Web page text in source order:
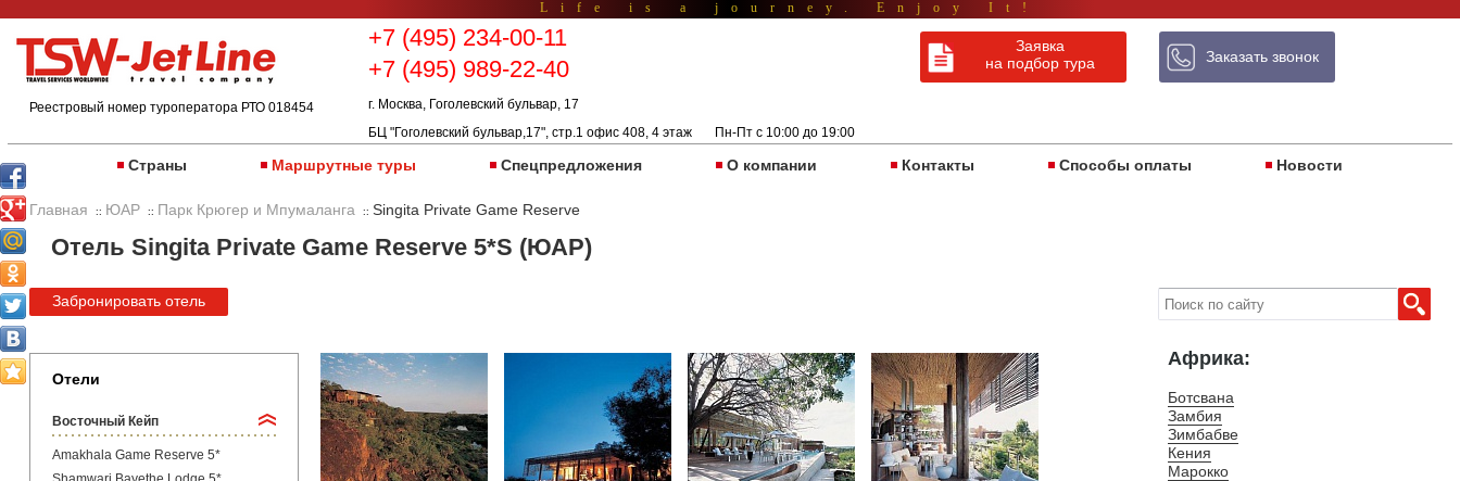
Life is a journey. Enjoy It!
Реестровый номер туроператора РТО 018454
+7 (495) 234-00-11
+7 (495) 989-22-40
г. Москва, Гоголевский бульвар, 17
БЦ "Гоголевский бульвар,17", стр.1 офис 408, 4 этаж Пн-Пт с 10:00 до 19:00
Заявка
на подбор тура
Заказать звонок
Страны Маршрутные туры Спецпредложения О компании Контакты Способы оплаты Новости
Главная :: ЮАР :: Парк Крюгер и Мпумаланга :: Singita Private Game Reserve
Отель Singita Private Game Reserve 5*S (ЮАР)
Забронировать отель
Отели
Восточный Кейп
Amakhala Game Reserve 5*
Африка:
Ботсвана
Замбия
Зимбабве
Кения
Марокко